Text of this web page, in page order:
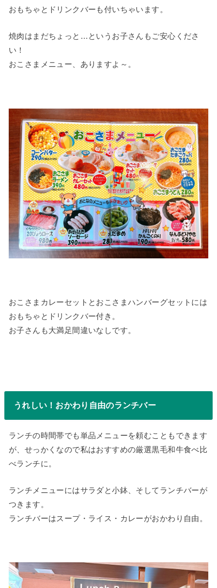
おもちゃとドリンクバーも付いちゃいます。
焼肉はまだちょっと…というお子さんもご安心くださ
い！
おこさまメニュー、ありますよ～。
おこさまカレーセットとおこさまハンバーグセットには
おもちゃとドリンクバー付き。
お子さんも大満足間違いなしです。
うれしい！おかわり自由のランチバー
ランチの時間帯でも単品メニューを頼むこともできます
が、せっかくなので私はおすすめの厳選黒毛和牛食べ比
べランチに。
ランチメニューにはサラダと小鉢、そしてランチバーが
つきます。
ランチバーはスープ・ライス・カレーがおかわり自由。